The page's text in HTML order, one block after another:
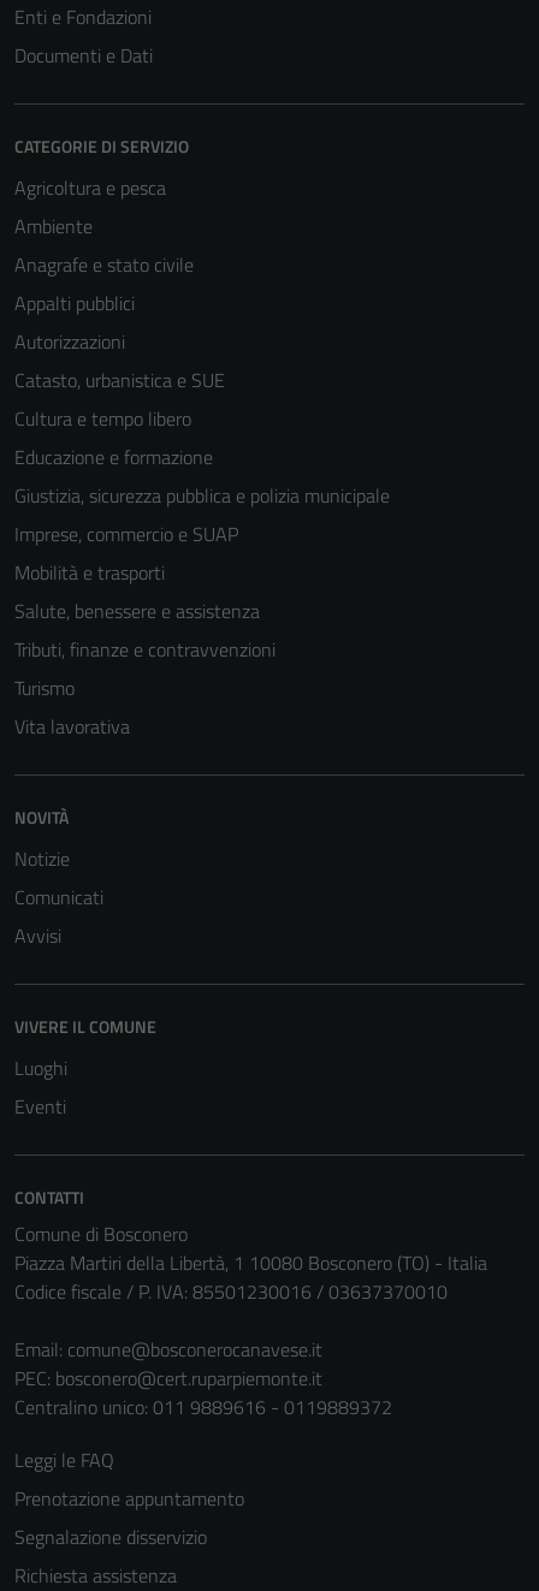
Enti e Fondazioni
Documenti e Dati
CATEGORIE DI SERVIZIO
Agricoltura e pesca
Ambiente
Anagrafe e stato civile
Appalti pubblici
Autorizzazioni
Catasto, urbanistica e SUE
Cultura e tempo libero
Educazione e formazione
Giustizia, sicurezza pubblica e polizia municipale
Imprese, commercio e SUAP
Mobilità e trasporti
Salute, benessere e assistenza
Tributi, finanze e contravvenzioni
Turismo
Vita lavorativa
NOVITÀ
Notizie
Comunicati
Avvisi
VIVERE IL COMUNE
Luoghi
Eventi
CONTATTI
Comune di Bosconero
Piazza Martiri della Libertà, 1 10080 Bosconero (TO) - Italia
Codice fiscale / P. IVA: 85501230016 / 03637370010
Email: comune@bosconerocanavese.it
PEC: bosconero@cert.ruparpiemonte.it
Centralino unico: 011 9889616 - 0119889372
Leggi le FAQ
Prenotazione appuntamento
Segnalazione disservizio
Richiesta assistenza
Questi cookie
sono necessari
per il